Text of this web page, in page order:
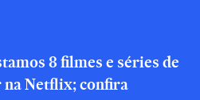
8 filmes e séries de
Netflix; confira